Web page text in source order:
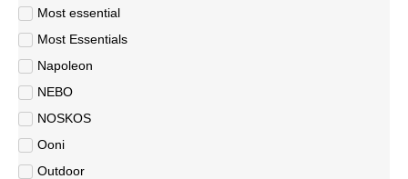
Most essential
Most Essentials
Napoleon
NEBO
NOSKOS
Ooni
Outdoor